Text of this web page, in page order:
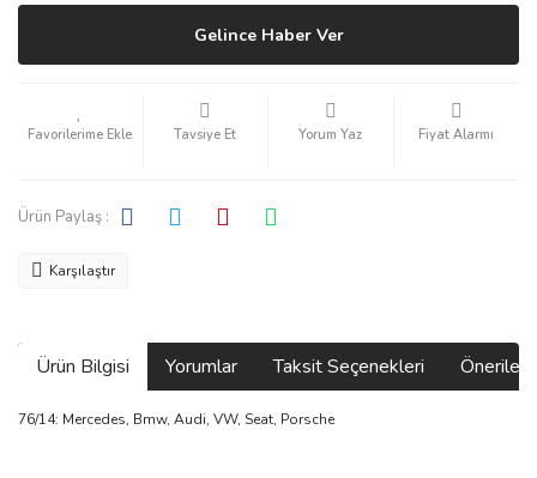
Gelince Haber Ver
Tavsiye Et Yorum Yaz Fiyat Alarmı
Ürün Paylaş :
Karşılaştır
Ürün Bilgisi Yorumlar Taksit Seçenekleri
76/14: Mercedes, Bmw, Audi, VW, Seat, Porsche